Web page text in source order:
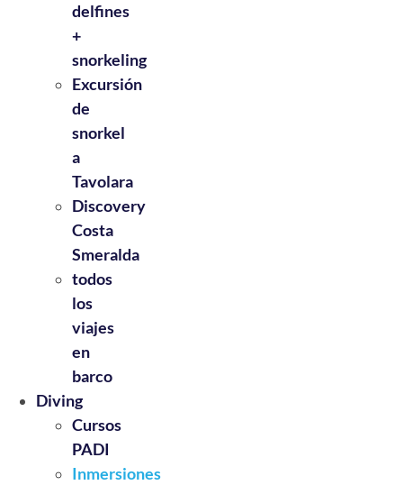
delfines
+
snorkeling
Excursión
de
snorkel
a
Tavolara
Discovery
Costa
Smeralda
todos
los
viajes
en
barco
Diving
Cursos
PADI
Inmersiones